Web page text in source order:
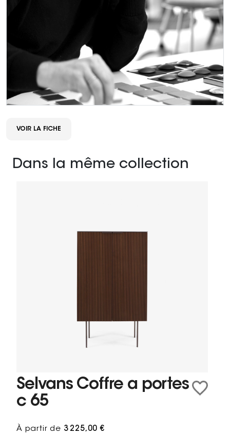
VOIR LA FICHE
Dans la même collection
Selvans Coffre a portes
c 65
À partir de 3 225,00 €